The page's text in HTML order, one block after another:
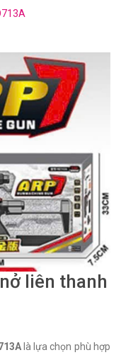
liên thanh
là lựa chọn phù hợp